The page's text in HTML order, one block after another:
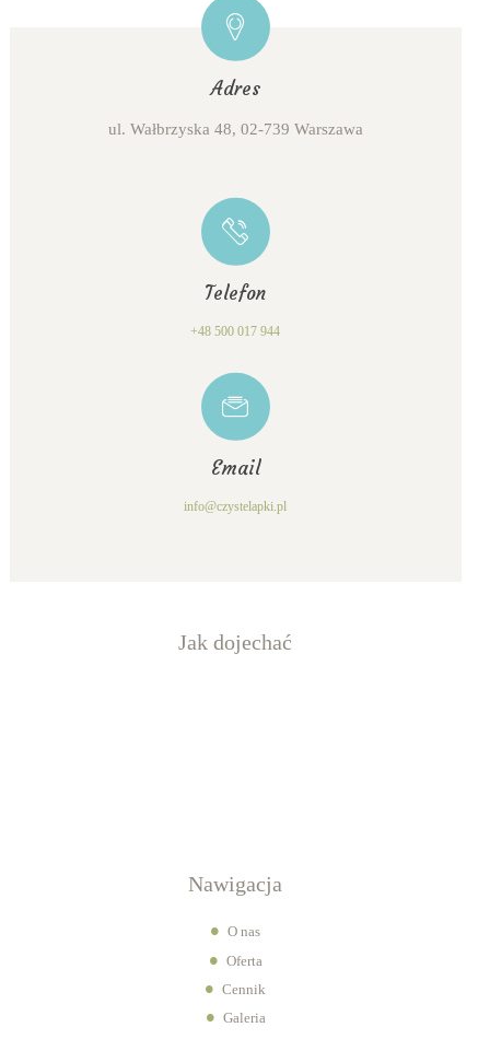
Adres
ul. Wałbrzyska 48, 02-739 Warszawa
Telefon
+48 500 017 944
Email
info@czystelapki.pl
Jak dojechać
Nawigacja
O nas
Oferta
Cennik
Galeria